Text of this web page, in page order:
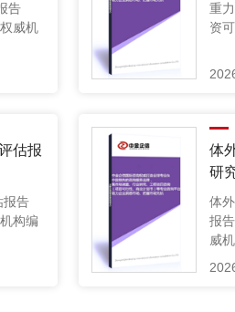
告
威机
重
资
估报
报告
构编
体
研
体
报
威